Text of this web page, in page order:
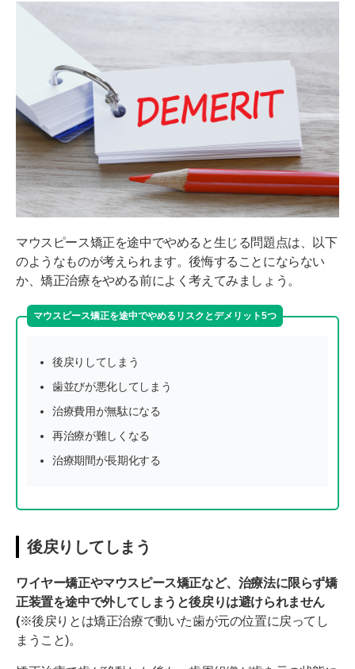
マウスピース矯正を途中でやめると生じる問題点は、以下
のようなものが考えられます。後悔することにならない
か、矯正治療をやめる前によく考えてみましょう。
マウスピース矯正を途中でやめるリスクとデメリット5つ
後戻りしてしまう
歯並びが悪化してしまう
治療費用が無駄になる
再治療が難しくなる
治療期間が長期化する
後戻りしてしまう
ワイヤー矯正やマウスピース矯正など、治療法に限らず矯
正装置を途中で外してしまうと後戻りは避けられません
(※後戻りとは矯正治療で動いた歯が元の位置に戻ってし
まうこと)。